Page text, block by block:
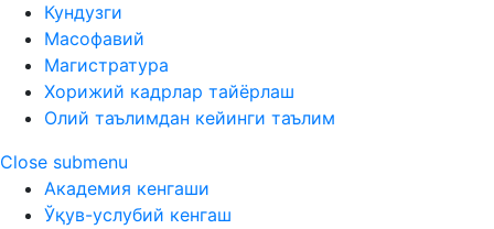
Кундузги
Масофавий
Магистратура
Хорижий кадрлар тайёрлаш
Олий таълимдан кейинги таълим
Close submenu
Академия кенгаши
Ўқув-услубий кенгаш